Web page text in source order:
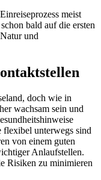
meist
bald auf die ersten
und
doch wie in
wachsam sein und
unterwegs sind
von einem guten
Anlaufstellen.
Risiken zu minimieren